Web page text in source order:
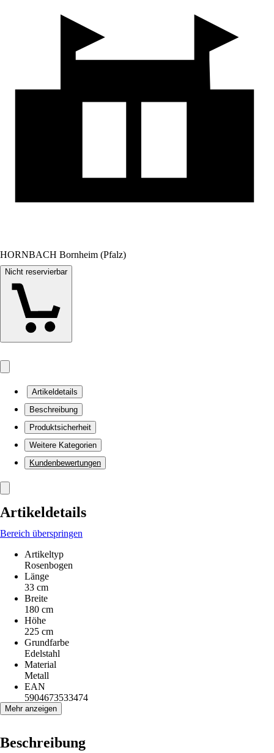
HORNBACH Bornheim (Pfalz)
Nicht reservierbar
Artikeldetails
Beschreibung
Produktsicherheit
Weitere Kategorien
Kundenbewertungen
Artikeldetails
Bereich überspringen
Artikeltyp
Rosenbogen
Länge
33 cm
Breite
180 cm
Höhe
225 cm
Grundfarbe
Edelstahl
Material
Metall
EAN
5904673533474
Mehr anzeigen
Beschreibung